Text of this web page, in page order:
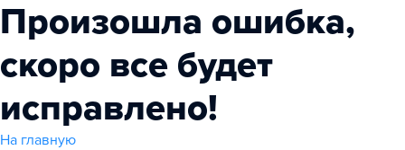
Произошла ошибка,
скоро все будет
исправлено!
На главную